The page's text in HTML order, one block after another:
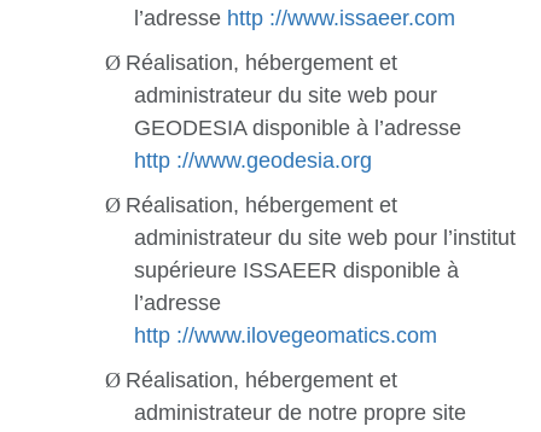
l’adresse http ://www.issaeer.com
Ø Réalisation, hébergement et
administrateur du site web pour
GEODESIA disponible à l’adresse
http ://www.geodesia.org
Ø Réalisation, hébergement et
administrateur du site web pour l’institut
supérieure ISSAEER disponible à
l’adresse
http ://www.ilovegeomatics.com
Ø Réalisation, hébergement et
administrateur de notre propre site